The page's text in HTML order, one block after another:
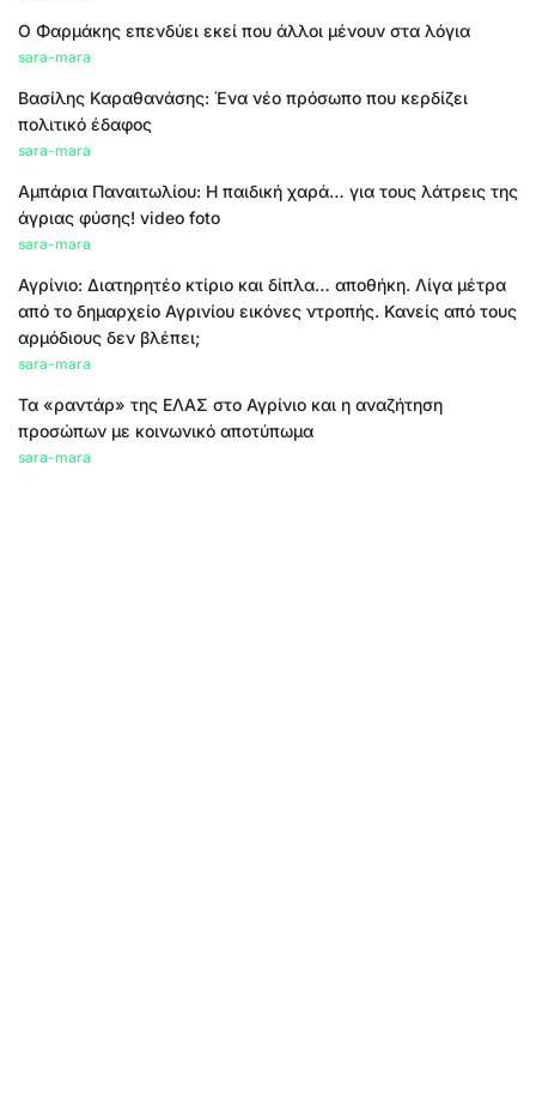
Ο Φαρμάκης επενδύει εκεί που άλλοι μένουν στα λόγια
sara-mara
Βασίλης Καραθανάσης: Ένα νέο πρόσωπο που κερδίζει
πολιτικό έδαφος
sara-mara
Αμπάρια Παναιτωλίου: Η παιδική χαρά… για τους λάτρεις της
άγριας φύσης! video foto
sara-mara
Αγρίνιο: Διατηρητέο κτίριο και δίπλα… αποθήκη. Λίγα μέτρα
από το δημαρχείο Αγρινίου εικόνες ντροπής. Κανείς από τους
αρμόδιους δεν βλέπει;
sara-mara
Τα «ραντάρ» της ΕΛΑΣ στο Αγρίνιο και η αναζήτηση
προσώπων με κοινωνικό αποτύπωμα
sara-mara